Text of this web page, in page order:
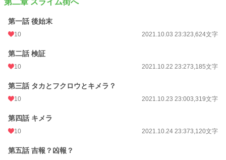
第二章 スライム街へ
第一話 後始末
10 2021.10.03 23:323,624文字
第二話 検証
10 2021.10.22 23:273,185文字
第三話 タカとフクロウとキメラ？
10 2021.10.23 23:003,319文字
第四話 キメラ
10 2021.10.24 23:373,120文字
第五話 吉報？凶報？